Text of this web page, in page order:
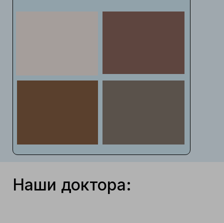
Наши доктора: